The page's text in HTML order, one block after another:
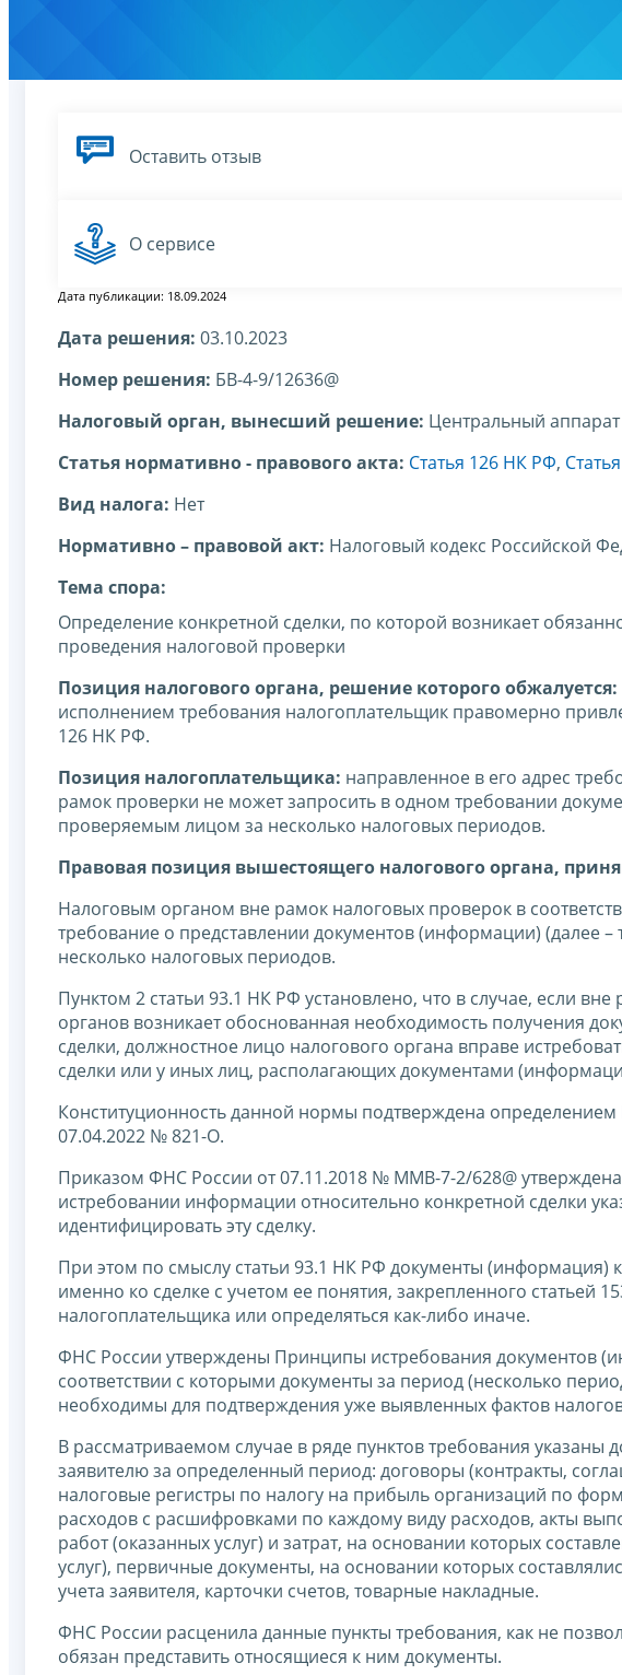
Оставить отзыв
О сервисе
Дата публикации: 18.09.2024
Дата решения: 03.10.2023
Номер решения: БВ-4-9/12636@
Налоговый орган, вынесший решение: Центральный
Статья нормативно - правового акта: Статья 126 НК РФ,
Вид налога: Нет
Нормативно – правовой акт: Налоговый кодекс Российской
Тема спора:
Определение конкретной сделки, по которой возникает
проведения налоговой проверки
Позиция налогового органа, решение которого обжалуется:
исполнением требования налогоплательщик правомерно
126 НК РФ.
Позиция налогоплательщика: направленное в его адрес
рамок проверки не может запросить в одном требовании
проверяемым лицом за несколько налоговых периодов.
Правовая позиция вышестоящего налогового органа,
Налоговым органом вне рамок налоговых проверок в
требование о представлении документов (информации) (далее –
несколько налоговых периодов.
Пунктом 2 статьи 93.1 НК РФ установлено, что в случае, если
органов возникает обоснованная необходимость получения
сделки, должностное лицо налогового органа вправе
сделки или у иных лиц, располагающих документами
Конституционность данной нормы подтверждена
07.04.2022 № 821-О.
Приказом ФНС России от 07.11.2018 № ММВ-7-2/628@
истребовании информации относительно конкретной сделки
идентифицировать эту сделку.
При этом по смыслу статьи 93.1 НК РФ документы (информация)
именно ко сделке с учетом ее понятия, закрепленного статьей
налогоплательщика или определяться как-либо иначе.
ФНС России утверждены Принципы истребования документов
соответствии с которыми документы за период (несколько
необходимы для подтверждения уже выявленных фактов
В рассматриваемом случае в ряде пунктов требования указаны
заявителю за определенный период: договоры (контракты,
налоговые регистры по налогу на прибыль организаций по
расходов с расшифровками по каждому виду расходов, акты
работ (оказанных услуг) и затрат, на основании которых
услуг), первичные документы, на основании которых
учета заявителя, карточки счетов, товарные накладные.
ФНС России расценила данные пункты требования, как не
обязан представить относящиеся к ним документы.